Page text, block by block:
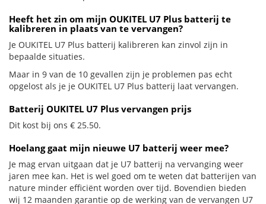
Heeft het zin om mijn OUKITEL U7 Plus batterij te
kalibreren in plaats van te vervangen?
Je OUKITEL U7 Plus batterij kalibreren kan zinvol zijn in
bepaalde situaties.
Maar in 9 van de 10 gevallen zijn je problemen pas echt
opgelost als je je OUKITEL U7 Plus batterij laat vervangen.
Batterij OUKITEL U7 Plus vervangen prijs
Dit kost bij ons € 25.50.
Hoelang gaat mijn nieuwe U7 batterij weer mee?
Je mag ervan uitgaan dat je U7 batterij na vervanging weer
jaren mee kan. Het is wel goed om te weten dat batterijen van
nature minder efficiënt worden over tijd. Bovendien bieden
wij 12 maanden garantie op de werking van de vervangen U7